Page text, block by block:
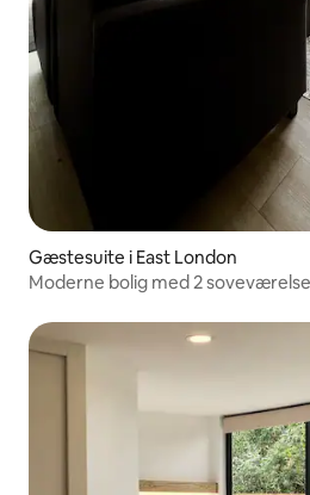
Gæstesuite i East London
Moderne bolig med 2